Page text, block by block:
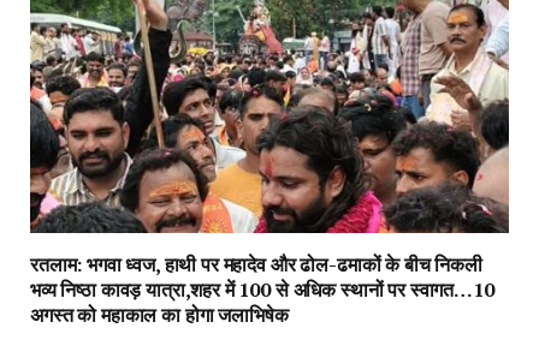
रतलाम: भगवा ध्वज, हाथी पर महादेव और ढोल-ढमाकों के बीच निकली
भव्य निष्ठा कावड़ यात्रा,शहर में 100 से अधिक स्थानों पर स्वागत…10
अगस्त को महाकाल का होगा जलाभिषेक